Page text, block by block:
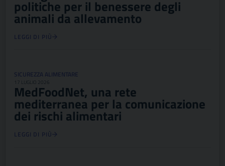
politiche per il benessere degli
animali da allevamento
LEGGI DI PIÙ
SICUREZZA ALIMENTARE
17 LUGLIO 2026
MedFoodNet, una rete
mediterranea per la comunicazione
dei rischi alimentari
LEGGI DI PIÙ